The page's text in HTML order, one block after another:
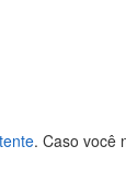
. Caso você